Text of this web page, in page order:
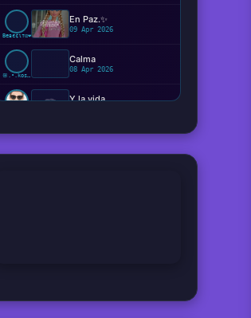
Beвє¢ιтα❤️
En Paz.✨️
09 Apr 2026
ꕥ.•.kosaki.•.🦋
Calma
08 Apr 2026
📷 Y la vida...
Tío Monkey
Hemos viajado verdaderamente en el tiempo ?